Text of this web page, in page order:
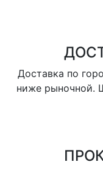
Доставка по
ниже рыночной.